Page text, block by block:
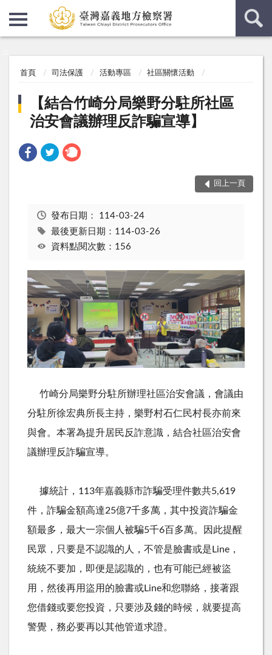
首頁 司法保護 活動專區 社區關懷活動
【結合竹崎分局樂野分駐所社區
治安會議辦理反詐騙宣導】
回上一頁
發布日期： 114-03-24
最後更新日期：114-03-26
資料點閱次數：156
竹崎分局樂野分駐所辦理社區治安會議，會議由
分駐所徐宏典所長主持，樂野村石仁民村長亦前來
與會。本署為提升居民反詐意識，結合社區治安會
議辦理反詐騙宣導。
據統計， 113年嘉義縣市詐騙受理件數共5,619
件，詐騙金額高達25億7千多萬，其中投資詐騙金
額最多，最大一宗個人被騙5千6百多萬。因此提醒
民眾，只要是不認識的人，不管是臉書或是 Line ，
統統不要加，即便是認識的，也有可能已經被盜
用，然後再用盜用的臉書或Line和您聯絡，接著跟
您借錢或要您投資，只要涉及錢的時候，就要提高
警覺，務必要再以其他管道求證。